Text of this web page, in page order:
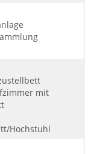
mit
Hochstuhl